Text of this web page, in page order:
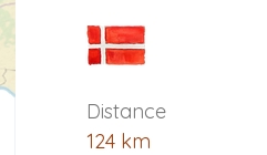
Distance
124 km